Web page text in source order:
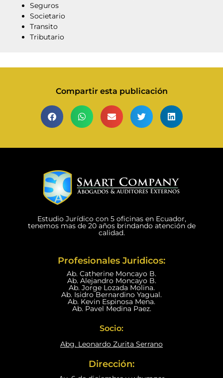
Seguros
Societario
Transito
Tributario
Compartir esta publicación
Estudio Jurídico con 5 oficinas en Ecuador,
tenemos mas de 20 años brindando atención de
calidad.
Profesionales Juridicos:
Ab. Catherine Moncayo B.
Ab. Alejandro Moncayo B.
Ab. Jorge Lozada Molina.
Ab. Isidro Bernardino Yagual.
Ab. Kevin Espinosa Mena.
Ab. Pavel Medina Paez.
Socio:
Abg. Leonardo Zurita Serrano
Dirección: